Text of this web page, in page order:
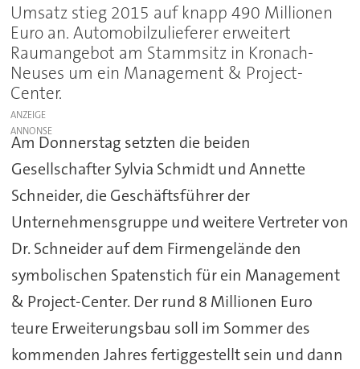
Umsatz stieg 2015 auf knapp 490 Millionen
Euro an. Automobilzulieferer erweitert
Raumangebot am Stammsitz in Kronach-
Neuses um ein Management & Project-
Center.
ANZEIGE
Am Donnerstag setzten die beiden
Gesellschafter Sylvia Schmidt und Annette
Schneider, die Geschäftsführer der
Unternehmensgruppe und weitere Vertreter von
Dr. Schneider auf dem Firmengelände den
symbolischen Spatenstich für ein Management
& Project-Center. Der rund 8 Millionen Euro
teure Erweiterungsbau soll im Sommer des
kommenden Jahres fertiggestellt sein und dann